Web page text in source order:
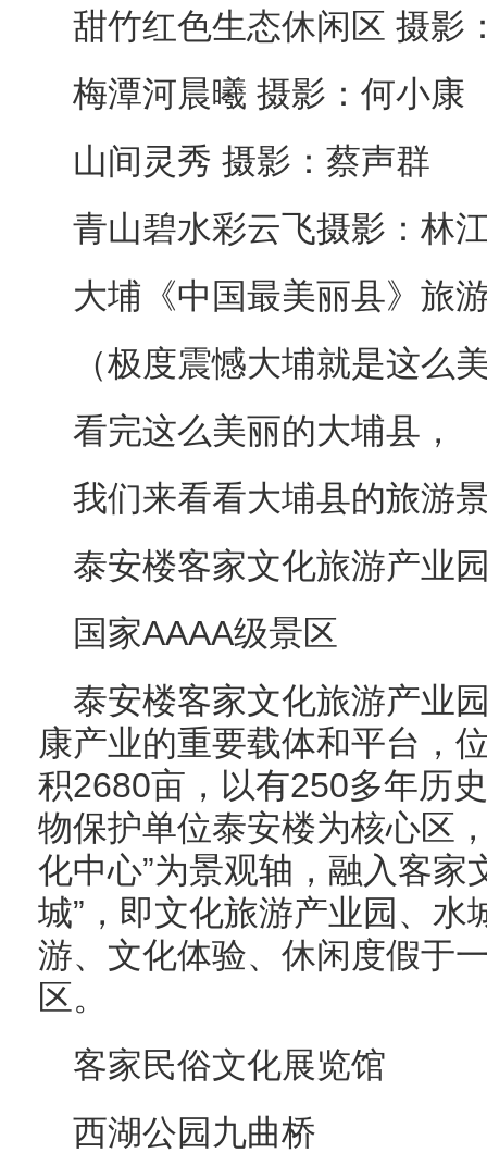
甜竹红色生态休闲区 摄影
梅潭河晨曦 摄影：何小康
山间灵秀 摄影：蔡声群
青山碧水彩云飞摄影：林
大埔《中国最美丽县》旅
（极度震憾大埔就是这么
看完这么美丽的大埔县，
我们来看看大埔县的旅游
泰安楼客家文化旅游产业
国家AAAA级景区
泰安楼客家文化旅游产业
康产业的重要载体和平台，
积2680亩，以有250多年历
物保护单位泰安楼为核心区
化中心”为景观轴，融入客家
城”，即文化旅游产业园、
游、文化体验、休闲度假于
区。
客家民俗文化展览馆
西湖公园九曲桥